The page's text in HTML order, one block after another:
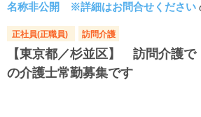
名称非公開 ※詳細はお問合せください
正社員(正職員) 訪問介護
【東京都／杉並区】 訪問介護で
の介護士常勤募集です